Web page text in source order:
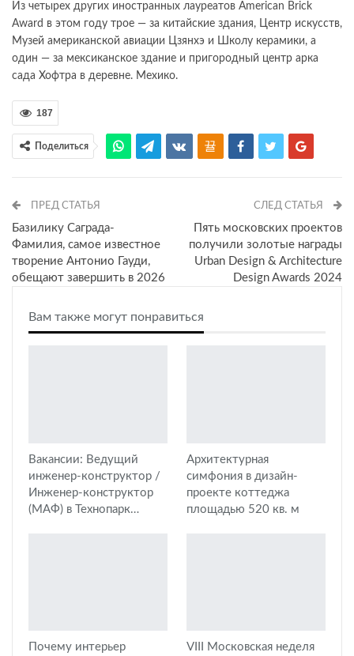
Из четырех других иностранных лауреатов American Brick
Award в этом году трое — за китайские здания, Центр искусств,
Музей американской авиации Цзянхэ и Школу керамики, а
один — за мексиканское здание и пригородный центр арка
сада Хофтра в деревне. Мехико.
187
Поделиться
ПРЕД СТАТЬЯ
Базилику Саграда-
Фамилия, самое известное
творение Антонио Гауди,
обещают завершить в 2026
СЛЕД СТАТЬЯ
​Пять московских проектов
получили золотые награды
Urban Design & Architecture
Design Awards 2024
Вам также могут понравиться
Вакансии: Ведущий
инженер-конструктор /
Инженер-конструктор
(МАФ) в Технопарк…
Архитектурная
симфония в дизайн-
проекте коттеджа
площадью 520 кв. м
Почему интерьер
VIII Московская неделя